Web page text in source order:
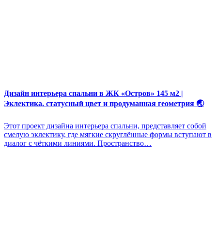
Дизайн интерьера спальни в ЖК «Остров» 145 м2 |
Эклектика, статусный цвет и продуманная геометрия 🌏
Этот проект дизайна интерьера спальни, представляет собой
смелую эклектику, где мягкие скруглённые формы вступают в
диалог с чёткими линиями. Пространство…